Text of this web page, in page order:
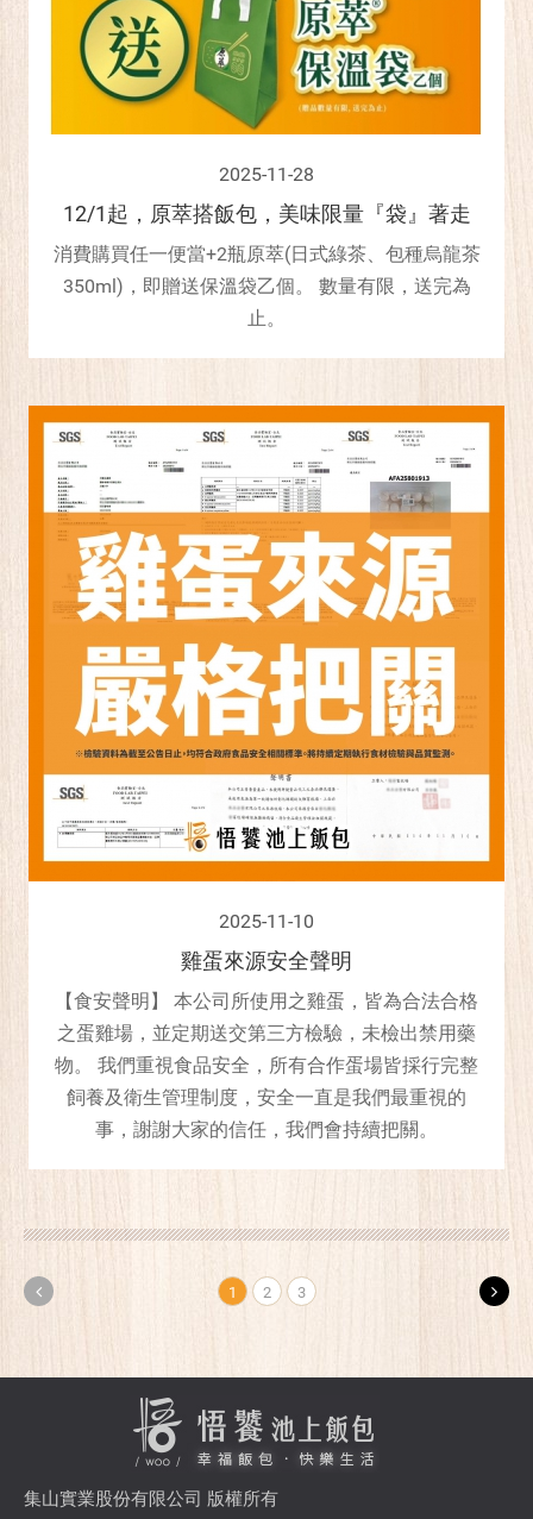
2025-11-28
12/1起，原萃搭飯包，美味限量『袋』著走
消費購買任一便當+2瓶原萃(日式綠茶、包種烏龍茶
350ml)，即贈送保溫袋乙個。 數量有限，送完為
止。
2025-11-10
雞蛋來源安全聲明
【食安聲明】 本公司所使用之雞蛋，皆為合法合格
之蛋雞場，並定期送交第三方檢驗，未檢出禁用藥
物。 我們重視食品安全，所有合作蛋場皆採行完整
飼養及衛生管理制度，安全一直是我們最重視的
事，謝謝大家的信任，我們會持續把關。
1 2 3
集山實業股份有限公司 版權所有